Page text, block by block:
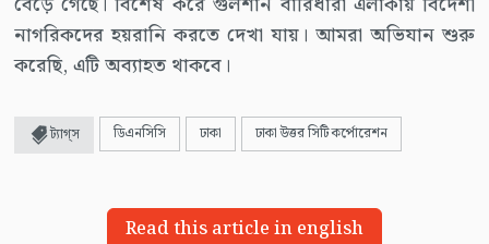
নাগরিকদের হয়রানি করতে দেখা যায়। আমরা অভিযান শুরু
করেছি, এটি অব্যাহত থাকবে।
ট্যাগ্স ডিএনসিসি ঢাকা ঢাকা উত্তর সিটি কর্পোরেশন
Read this article in english